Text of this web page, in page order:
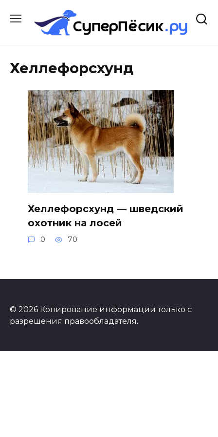
содержанию
Хеллефорсхунд
Хеллефорсхунд — шведский
охотник на лосей
0 70
© 2026 Копирование информации только с
разрешения правообладателя.